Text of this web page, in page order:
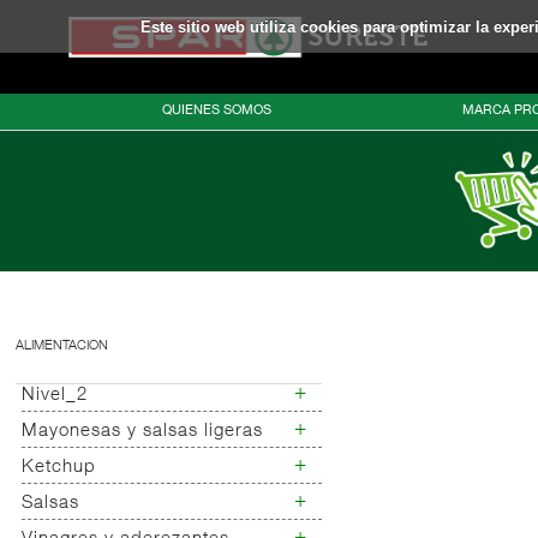
Este sitio web utiliza cookies para optimizar la
QUIENES SOMOS MARCA
ALIMENTACION
Nivel_2 +
Nivel_3
Mayonesas y salsas ligeras +
Mayonesas
Salsas ligeras
Alioli
Ketchup +
Ketchup
Salsas +